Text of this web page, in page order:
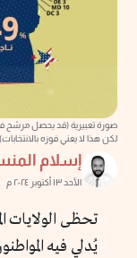
صورة تعبيرية (قد يحصل مرشح
لكن هذا لا يعني فوزه بالانتخابات)
إسلام
الأحد ١٣ أكتوبر ٢٠٢٤ م
تحظى الولايات
يُدلي فيه